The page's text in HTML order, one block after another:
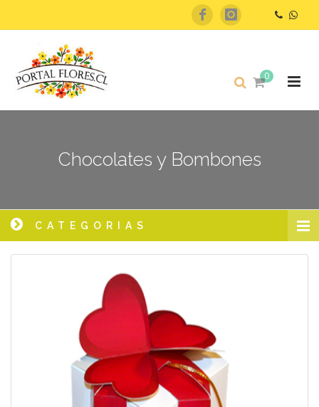
0
Chocolates y Bombones
CATEGORIAS